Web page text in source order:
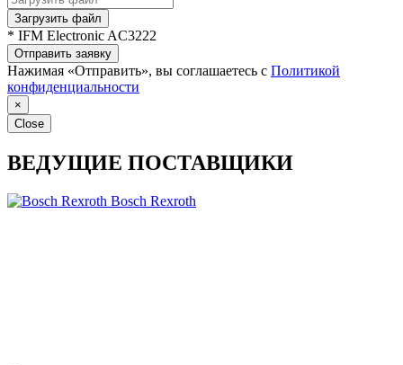
Загрузить файл
* IFM Electronic AC3222
Отправить заявку
Нажимая «Отправить», вы соглашаетесь с Политикой
конфиденциальности
×
Close
ВЕДУЩИЕ ПОСТАВЩИКИ
Bosch Rexroth